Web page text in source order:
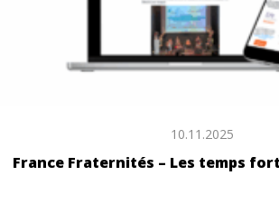
10.11.2025
France Fraternités – Les temps